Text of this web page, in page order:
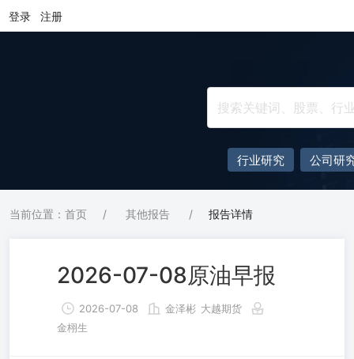
登录 注册
行业研究 公司研
当前位置：首页 / 其他报告 / 报告详情
2026-07-08原油早报
2026-07-08 金泽彬 大越期货
金栩生